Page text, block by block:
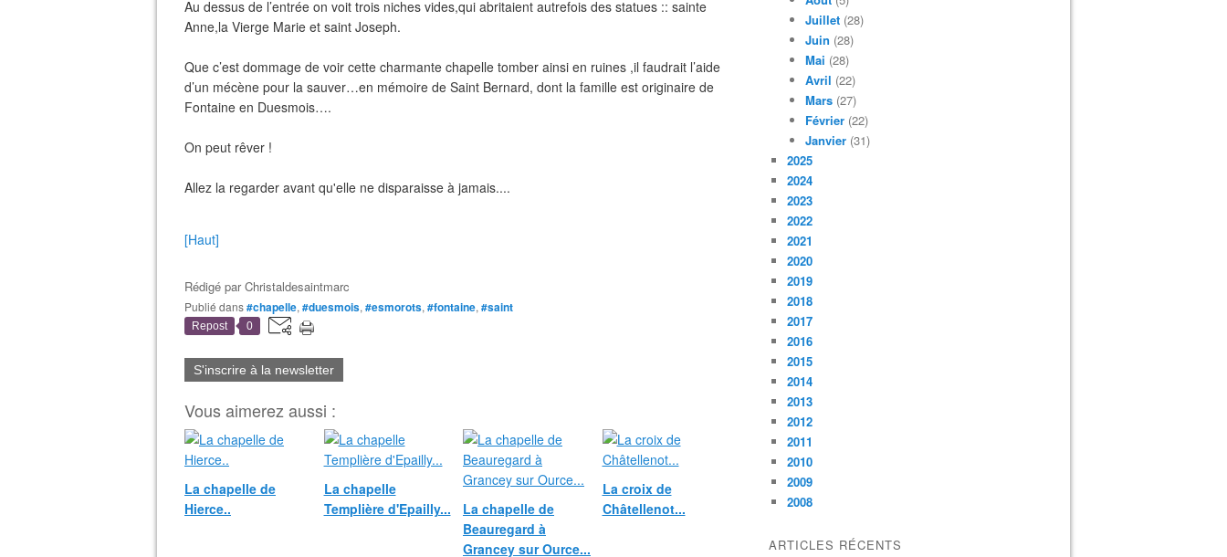
Au dessus de l’entrée on voit trois niches vides,qui abritaient autrefois des statues :: sainte
Anne,la Vierge Marie et saint Joseph.
Que c’est dommage de voir cette charmante chapelle tomber ainsi en ruines ,il faudrait l’aide
d’un mécène pour la sauver…en mémoire de Saint Bernard, dont la famille est originaire de
Fontaine en Duesmois….
On peut rêver !
Allez la regarder avant qu'elle ne disparaisse à jamais....
[Haut]
Rédigé parChristaldesaintmarc
Publié dans#chapelle, #duesmois, #esmorots, #fontaine, #saint
Repost 0
S'inscrire à la newsletter
Vous aimerez aussi :
La chapelle de
Hierce..
La chapelle
Templière d'Epailly...
La chapelle de
Beauregard à
Grancey sur Ource...
La croix de
Châtellenot...
Juillet (28)
Juin (28)
Mai (28)
Avril (22)
Mars (27)
Février (22)
Janvier (31)
2025
2024
2023
2022
2021
2020
2019
2018
2017
2016
2015
2014
2013
2012
2011
2010
2009
2008
ARTICLES RÉCENTS